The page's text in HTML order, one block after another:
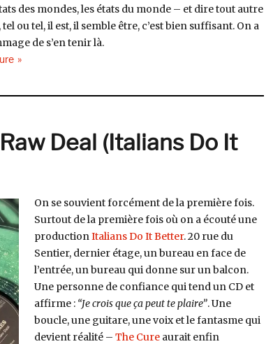
des mondes, les états du monde – et dire tout autre
ou tel, il est, il semble être, c’est bien suffisant. On a
de s’en tenir là.
de « Lhasa de Sela, Lhasa (Tôt ou Tard / Audiogram, 2009) »
Deal (Italians Do It
On se souvient forcément de la première fois.
Surtout de la première fois où on a écouté une
productionItalians Do It Better. 20 rue du
Sentier, dernier étage, un bureau en face de
l’entrée, un bureau qui donne sur un balcon.
Une personne de confiance qui tend un CD et
affirme : “Je crois que ça peut te plaire”. Une
boucle, une guitare, une voix et le fantasme qui
devient réalité – The Cureaurait enfin